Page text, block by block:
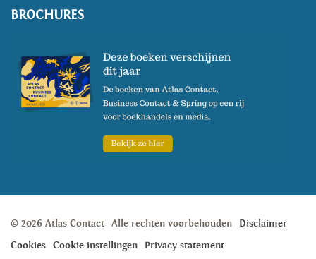
BROCHURES
© 2026 Atlas Contact Alle rechten voorbehouden
Disclaimer
Cookies
Cookie instellingen Privacy statement